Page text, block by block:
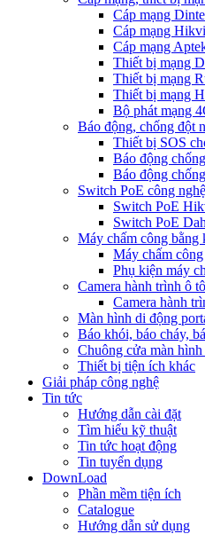
Cáp mạng
Cáp mạng
Cáp mạng
Thiết bị mạng
Thiết bị mạng
Thiết bị mạng
Bộ phát mạng
Báo động, chống đột
Thiết bị SOS
Báo động
Báo động
Switch PoE công
Switch PoE
Switch PoE
Máy chấm công bằng
Máy chấm công
Phụ kiện máy
Camera hành trình ô tô
Camera hành
Màn hình di động
Báo khói, báo cháy,
Chuông cửa màn hình
Thiết bị tiện ích khác
Giải pháp công nghệ
Tin tức
Hướng dẫn cài đặt
Tìm hiểu kỹ thuật
Tin tức hoạt động
Tin tuyển dụng
DownLoad
Phần mềm tiện ích
Catalogue
Hướng dẫn sử dụng